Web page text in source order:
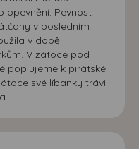
opevnění. Pevnost
v posledním
v době
V zátoce pod
poplujeme k pirátské
své líbanky trávili